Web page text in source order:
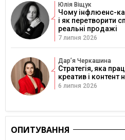
Юлія Віщук
Чому інфлюенс-
і як перетворити
реальні продажі
7 липня 2026
Дарʼя Черкашина
Стратегія, яка
креатив і контент
6 липня 2026
ОПИТУВАННЯ